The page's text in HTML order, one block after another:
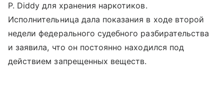
P. Diddy для хранения наркотиков.
Исполнительница дала показания в ходе второй
недели федерального судебного разбирательства
и заявила, что он постоянно находился под
действием запрещенных веществ.